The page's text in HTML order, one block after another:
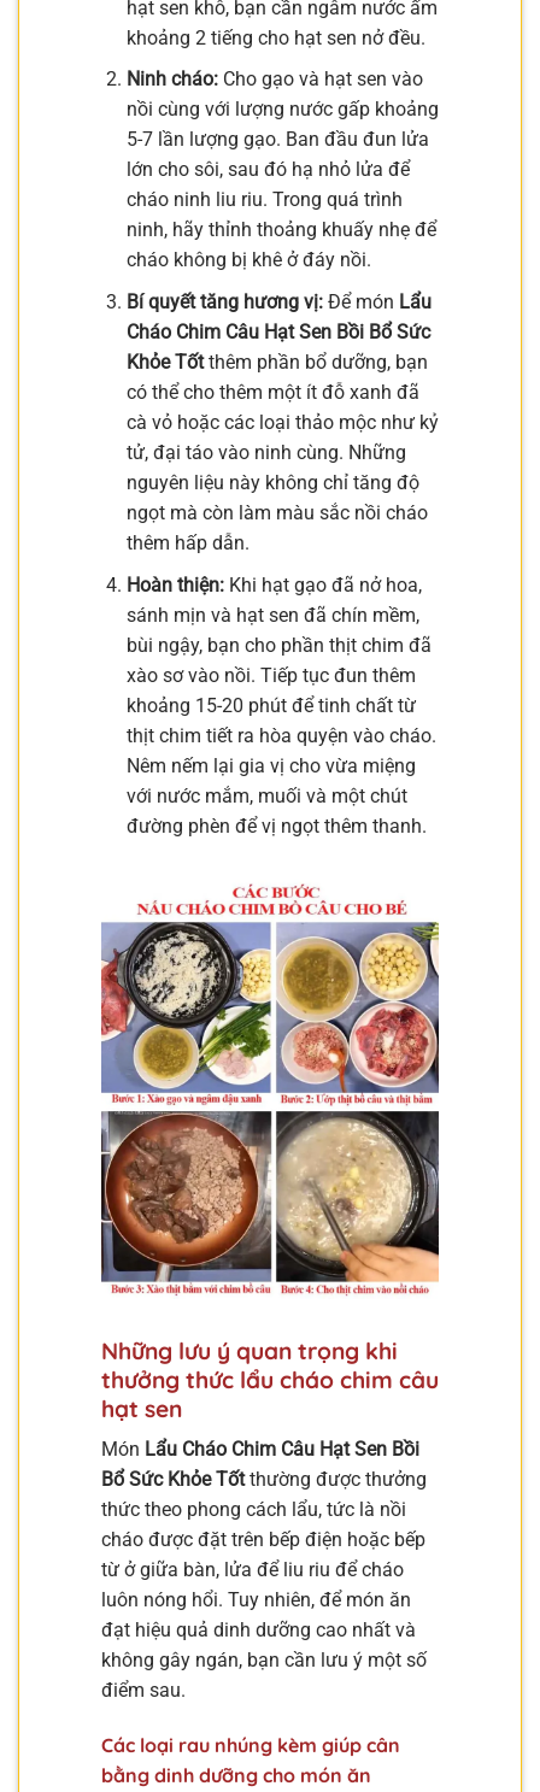
hạt sen khô, bạn cần ngâm nước ấm
khoảng 2 tiếng cho hạt sen nở đều.
Ninh cháo:Cho gạo và hạt sen vào
nồi cùng với lượng nước gấp khoảng
5-7 lần lượng gạo. Ban đầu đun lửa
lớn cho sôi, sau đó hạ nhỏ lửa để
cháo ninh liu riu. Trong quá trình
ninh, hãy thỉnh thoảng khuấy nhẹ để
cháo không bị khê ở đáy nồi.
Bí quyết tăng hương vị:Để món Lẩu
Cháo Chim Câu Hạt Sen Bồi Bổ Sức
Khỏe Tốtthêm phần bổ dưỡng, bạn
có thể cho thêm một ít đỗ xanh đã
cà vỏ hoặc các loại thảo mộc như kỷ
tử, đại táo vào ninh cùng. Những
nguyên liệu này không chỉ tăng độ
ngọt mà còn làm màu sắc nồi cháo
thêm hấp dẫn.
Hoàn thiện:Khi hạt gạo đã nở hoa,
sánh mịn và hạt sen đã chín mềm,
bùi ngậy, bạn cho phần thịt chim đã
xào sơ vào nồi. Tiếp tục đun thêm
khoảng 15-20 phút để tinh chất từ
thịt chim tiết ra hòa quyện vào cháo.
Nêm nếm lại gia vị cho vừa miệng
với nước mắm, muối và một chút
đường phèn để vị ngọt thêm thanh.
Những lưu ý quan trọng khi
thưởng thức lẩu cháo chim câu
hạt sen
Món Lẩu Cháo Chim Câu Hạt Sen Bồi
Bổ Sức Khỏe Tốtthường được thưởng
thức theo phong cách lẩu, tức là nồi
cháo được đặt trên bếp điện hoặc bếp
từ ở giữa bàn, lửa để liu riu để cháo
luôn nóng hổi. Tuy nhiên, để món ăn
đạt hiệu quả dinh dưỡng cao nhất và
không gây ngán, bạn cần lưu ý một số
điểm sau.
Các loại rau nhúng kèm giúp cân
bằng dinh dưỡng cho món ăn